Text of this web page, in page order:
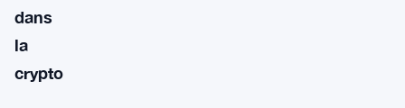
dans
la
crypto